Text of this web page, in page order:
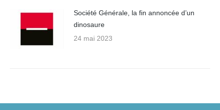
Société Générale, la fin annoncée d’un
dinosaure
24 mai 2023